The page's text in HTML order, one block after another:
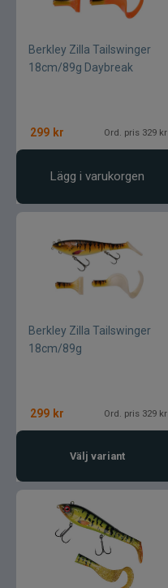
Berkley Zilla Tailswinger
18cm/89g Daybreak
299 kr Ord. pris 329 kr
Lägg i varukorgen
Berkley Zilla Tailswinger
18cm/89g
299 kr Ord. pris 329 kr
Välj variant